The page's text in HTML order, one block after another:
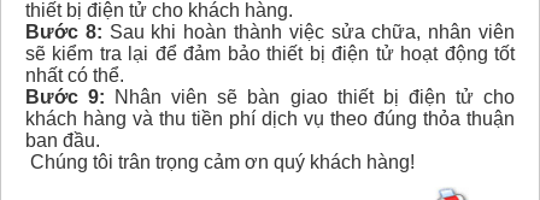
thiết bị điện tử cho khách hàng.
Bước 8: Sau khi hoàn thành việc sửa chữa, nhân viên
sẽ kiểm tra lại để đảm bảo thiết bị điện tử hoạt động tốt
nhất có thể.
Bước 9: Nhân viên sẽ bàn giao thiết bị điện tử cho
khách hàng và thu tiền phí dịch vụ theo đúng thỏa thuận
ban đầu.
Chúng tôi trân trọng cảm ơn quý khách hàng!